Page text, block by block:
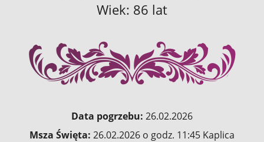
Wiek: 86 lat
Data pogrzebu: 26.02.2026
Msza Święta: 26.02.2026 o godz. 11:45 Kaplica